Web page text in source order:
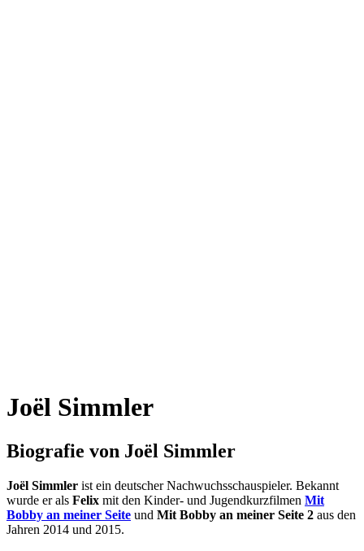
Joël Simmler
Biografie von Joël Simmler
Joël Simmler ist ein deutscher Nachwuchsschauspieler. Bekannt
wurde er als Felix mit den Kinder- und Jugendkurzfilmen Mit
Bobby an meiner Seite und Mit Bobby an meiner Seite 2 aus den
Jahren 2014 und 2015.